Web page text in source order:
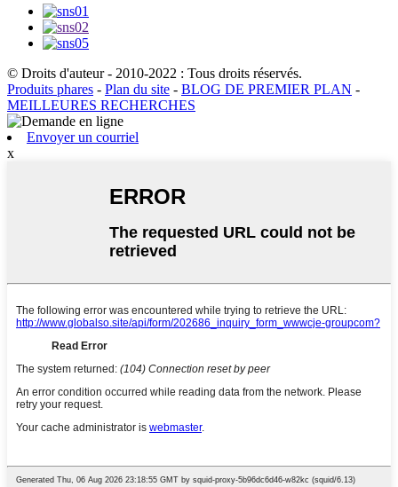
© Droits d'auteur - 2010-2022 : Tous droits réservés.
Produits phares - Plan du site - BLOG DE PREMIER PLAN -
MEILLEURES RECHERCHES
Envoyer un courriel
x